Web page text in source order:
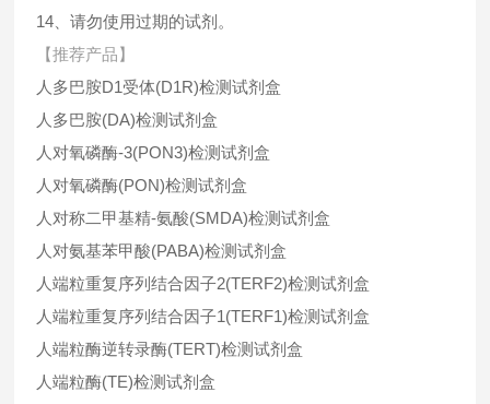
14、请勿使用过期的试剂。
【推荐产品】
人多巴胺D1受体(D1R)检测试剂盒
人多巴胺(DA)检测试剂盒
人对氧磷酶-3(PON3)检测试剂盒
人对氧磷酶(PON)检测试剂盒
人对称二甲基精-氨酸(SMDA)检测试剂盒
人对氨基苯甲酸(PABA)检测试剂盒
人端粒重复序列结合因子2(TERF2)检测试剂盒
人端粒重复序列结合因子1(TERF1)检测试剂盒
人端粒酶逆转录酶(TERT)检测试剂盒
人端粒酶(TE)检测试剂盒